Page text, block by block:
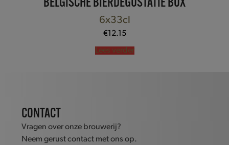
BELGISCHE BIERDEGUSTATIE BOX
6x33cl
€12.15
Lees verder
CONTACT
Vragen over onze brouwerij?
Neem gerust contact met ons op.